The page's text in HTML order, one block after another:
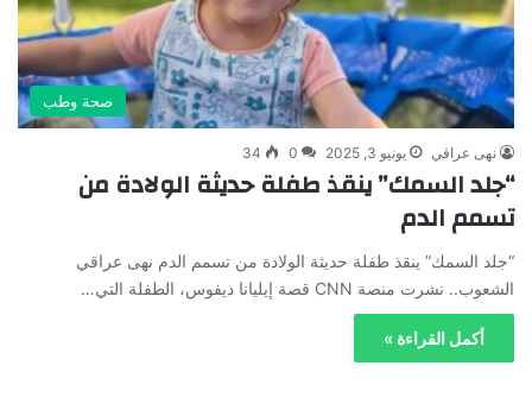
صحة وطب
نهى عراقي يونيو 3, 2025 0
34
“جلد السمك” ينقذ طفلة حديثة الولادة من
تسمم الدم
“جلد السمك” ينقذ طفلة حديثة الولادة من تسمم الدم نهى عراقي
الشعوب.. نشرت منصة CNN قصة إيليانا ديفوس، الطفلة التي…
أكمل القراءة »